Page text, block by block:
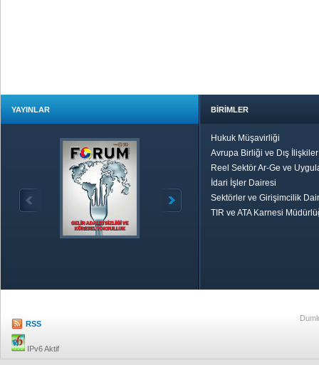
YAYINLAR BİRİMLER
Hukuk Müşavirliği
Avrupa Birliği ve Dış
Reel Sektör Ar-Ge ve
İdari İşler Dairesi
Sektörler ve Girişimcilik
TIR ve ATA Karnesi
RSS
IPv6 Aktif